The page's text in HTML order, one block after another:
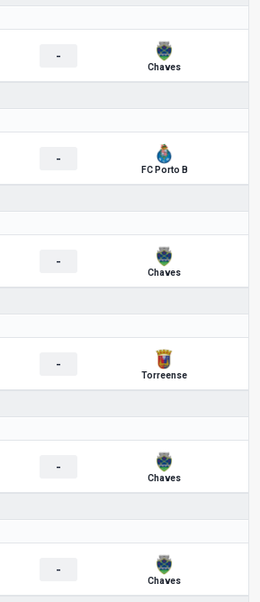
-
Chaves
-
FC Porto B
-
Chaves
-
Torreense
-
Chaves
-
Chaves